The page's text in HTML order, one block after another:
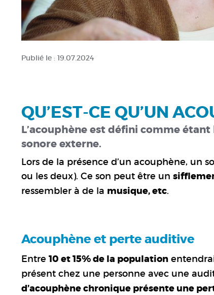
Publié le : 19.07.2024
QU’EST-CE QU’UN
L’acouphène est défini comme étant
sonore externe.
Lors de la présence d’un acouphène, un
ou les deux). Ce son peut être un
ressembler à de la musique, etc.
Acouphène et perte auditive
Entre 10 et 15% de la population
présent chez une personne avec une
d’acouphène chronique présente une